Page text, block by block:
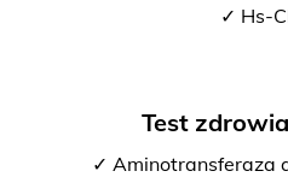
✓ Hs-
Test
✓ Aminotransferaza